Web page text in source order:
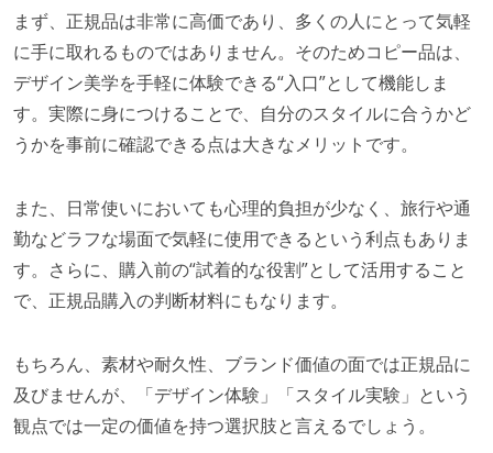
まず、正規品は非常に高価であり、多くの人にとって気軽
に手に取れるものではありません。そのためコピー品は、
デザイン美学を手軽に体験できる“入口”として機能しま
す。実際に身につけることで、自分のスタイルに合うかど
うかを事前に確認できる点は大きなメリットです。
また、日常使いにおいても心理的負担が少なく、旅行や通
勤などラフな場面で気軽に使用できるという利点もありま
す。さらに、購入前の“試着的な役割”として活用すること
で、正規品購入の判断材料にもなります。
もちろん、素材や耐久性、ブランド価値の面では正規品に
及びませんが、「デザイン体験」「スタイル実験」という
観点では一定の価値を持つ選択肢と言えるでしょう。